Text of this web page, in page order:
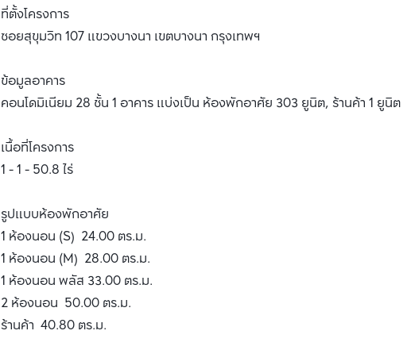
ที่ตั้งโครงการ
ซอยสุขุมวิท 107 แขวงบางนา เขตบางนา กรุงเทพฯ
ข้อมูลอาคาร
คอนโดมิเนียม 28 ชั้น 1 อาคาร แบ่งเป็น ห้องพักอาศัย 303 ยูนิต, ร้านค้า 1 ยูนิต
เนื้อที่โครงการ
1 - 1 - 50.8 ไร่
รูปแบบห้องพักอาศัย
1 ห้องนอน (S) 24.00 ตร.ม.
1 ห้องนอน (M) 28.00 ตร.ม.
1 ห้องนอน พลัส 33.00 ตร.ม.
2 ห้องนอน 50.00 ตร.ม.
ร้านค้า 40.80 ตร.ม.